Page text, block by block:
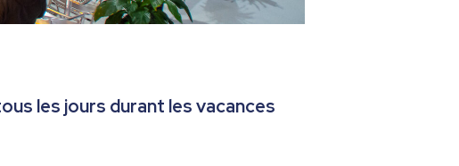
les jours durant les vacances